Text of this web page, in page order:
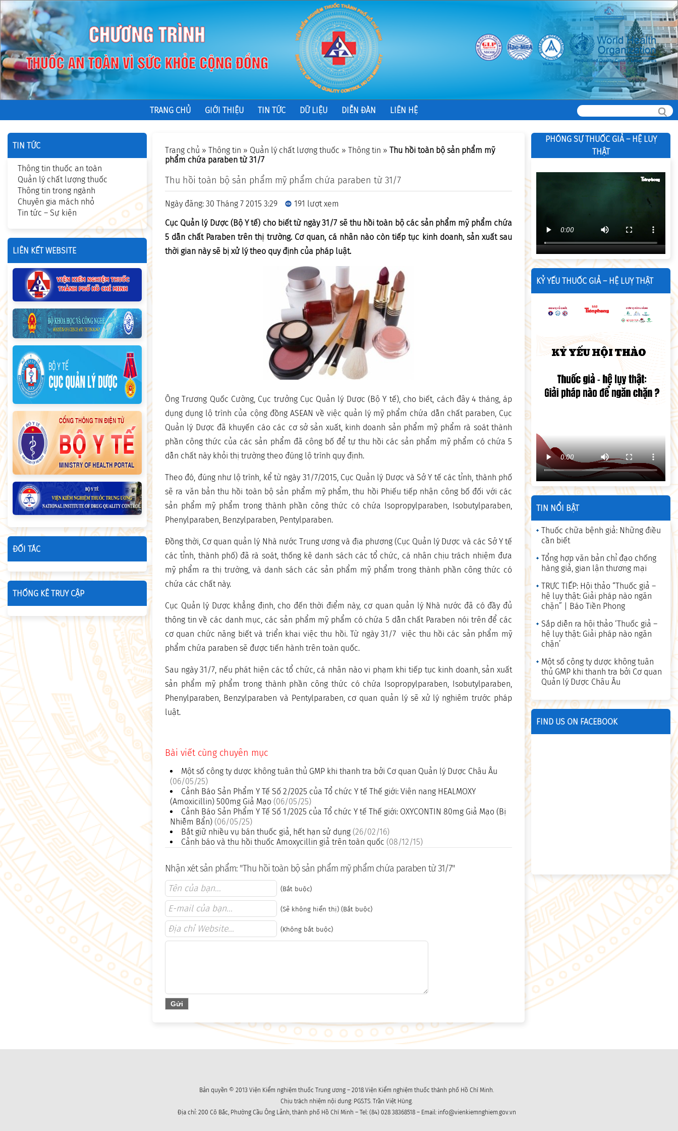
TRANG CHỦ GIỚI THIỆU TIN TỨC DỮ LIỆU DIỄN ĐÀN LIÊN HỆ
Trang chủ » Thông tin » Quản lý chất lượng thuốc » Thông tin » Thu hồi toàn bộ sản phẩm mỹ
phẩm chứa paraben từ 31/7
Thu hồi toàn bộ sản phẩm mỹ phẩm chứa paraben từ 31/7
Ngày đăng: 30 Tháng 7 2015 3:29
191 lượt xem
Cục Quản lý Dược (Bộ Y tế) cho biết từ ngày 31/7 sẽ thu hồi toàn bộ các sản phẩm mỹ phẩm chứa
5 dẫn chất Paraben trên thị trường. Cơ quan, cá nhân nào còn tiếp tục kinh doanh, sản xuất sau
thời gian này sẽ bị xử lý theo quy định của pháp luật.
Ông Trương Quốc Cường, Cục trưởng Cục Quản lý Dược (Bộ Y tế), cho biết, cách đây 4 tháng, áp
dụng dụng lộ trình của cộng đồng ASEAN về việc quản lý mỹ phẩm chứa dẫn chất paraben, Cục
Quản lý Dược đã khuyến cáo các cơ sở sản xuất, kinh doanh sản phẩm mỹ phẩm rà soát thành
phần công thức của các sản phẩm đã công bố để tự thu hồi các sản phẩm mỹ phẩm có chứa 5
dẫn chất này khỏi thị trường theo đúng lộ trình quy định.
Theo đó, đúng như lộ trình, kể từ ngày 31/7/2015, Cục Quản lý Dược và Sở Y tế các tỉnh, thành phố
sẽ ra văn bản thu hồi toàn bộ sản phẩm mỹ phẩm, thu hồi Phiếu tiếp nhận công bố đối với các
sản phẩm mỹ phẩm trong thành phần công thức có chứa Isopropylparaben, Isobutylparaben,
Phenylparaben, Benzylparaben, Pentylparaben.
Đồng thời, Cơ quan quản lý Nhà nước Trung ương và địa phương (Cục Quản lý Dược và các Sở Y tế
các tỉnh, thành phố) đã rà soát, thống kê danh sách các tổ chức, cá nhân chịu trách nhiệm đưa
mỹ phẩm ra thị trường, và danh sách các sản phẩm mỹ phẩm trong thành phần công thức có
chứa các chất này.
Cục Quản lý Dược khẳng định, cho đến thời điểm này, cơ quan quản lý Nhà nước đã có đầy đủ
thông tin về các danh mục, các sản phẩm mỹ phẩm có chứa 5 dẫn chất Paraben nói trên để các
cơ quan chức năng biết và triển khai việc thu hồi. Từ ngày 31/7 việc thu hồi các sản phẩm mỹ
phẩm chứa paraben sẽ được tiến hành trên toàn quốc.
Sau ngày 31/7, nếu phát hiện các tổ chức, cá nhân nào vi phạm khi tiếp tục kinh doanh, sản xuất
sản phẩm mỹ phẩm trong thành phần công thức có chứa Isopropylparaben, Isobutylparaben,
Phenylparaben, Benzylparaben và Pentylparaben, cơ quan quản lý sẽ xử lý nghiêm trước pháp
luật.
Bài viết cùng chuyên mục
Một số công ty dược không tuân thủ GMP khi thanh tra bởi Cơ quan Quản lý Dược Châu Âu
(06/05/25)
Cảnh Báo Sản Phẩm Y Tế Số 2/2025 của Tổ chức Y tế Thế giới: Viên nang HEALMOXY
(Amoxicillin) 500mg Giả Mạo (06/05/25)
Cảnh Báo Sản Phẩm Y Tế Số 1/2025 của Tổ chức Y tế Thế giới: OXYCONTIN 80mg Giả Mạo (Bị
Nhiễm Bẩn) (06/05/25)
Bắt giữ nhiều vụ bán thuốc giả, hết hạn sử dụng (26/02/16)
Cảnh báo và thu hồi thuốc Amoxycillin giả trên toàn quốc (08/12/15)
Nhận xét sản phẩm: "Thu hồi toàn bộ sản phẩm mỹ phẩm chứa paraben từ 31/7"
(Bắt buộc)
(Sẽ không hiển thị) (Bắt buộc)
(Không bắt buộc)
TIN TỨC
Thông tin thuốc an toàn
Quản lý chất lượng thuốc
Thông tin trong ngành
Chuyên gia mách nhỏ
Tin tức – Sự kiện
LIÊN KẾT WEBSITE
ĐỐI TÁC
THỐNG KÊ TRUY CẬP
PHÓNG SỰ THUỐC GIẢ – HỆ LUỴ
THẬT
KỶ YẾU THUỐC GIẢ – HỆ LUỴ THẬT
TIN NỔI BẬT
Thuốc chữa bệnh giả: Những điều
cần biết
Tổng hợp văn bản chỉ đạo chống
hàng giả, gian lận thương mại
TRỰC TIẾP: Hội thảo “Thuốc giả –
hệ lụy thật: Giải pháp nào ngăn
chặn” | Báo Tiền Phong
Sắp diễn ra hội thảo ‘Thuốc giả –
hệ lụy thật: Giải pháp nào ngăn
chặn’
Một số công ty dược không tuân
thủ GMP khi thanh tra bởi Cơ quan
Quản lý Dược Châu Âu
FIND US ON FACEBOOK
Bản quyền © 2013 Viện Kiểm nghiệm thuốc Trung ương – 2018 Viện Kiểm nghiệm thuốc thành phố Hồ Chí Minh.
Chịu trách nhiệm nội dung: PGS.TS. Trần Việt Hùng.
Địa chỉ: 200 Cô Bắc, Phường Cầu Ông Lãnh, thành phố Hồ Chí Minh – Tel: (84) 028 38368518 – Email: info@vienkiemnghiem.gov.vn